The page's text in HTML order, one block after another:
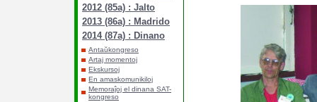
2012 (85a) : Jalto
2013 (86a) : Madrido
2014 (87a) : Dinano
Antaŭkongreso
Artaj momentoj
Ekskursoj
En amaskomunikiloj
Memoraĵoj el dinana SAT-
kongreso